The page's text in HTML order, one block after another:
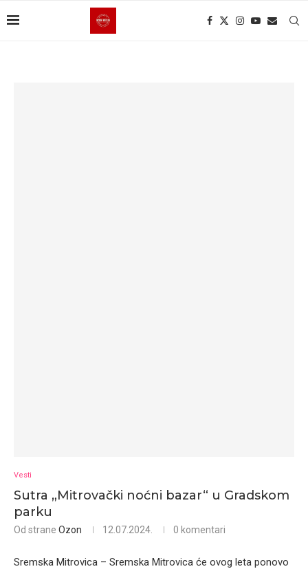
Vesti
Sutra „Mitrovački noćni bazar“ u Gradskom
parku
Od strane Ozon 12.07.2024. 0 komentari
Sremska Mitrovica – Sremska Mitrovica će ovog leta ponovo